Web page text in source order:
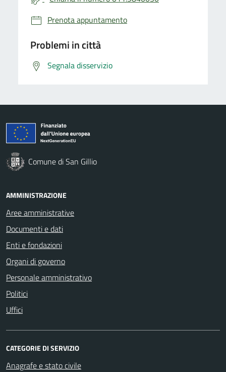
Prenota appuntamento
Problemi in città
Segnala disservizio
Comune di San Gillio
AMMINISTRAZIONE
Aree amministrative
Documenti e dati
Enti e fondazioni
Organi di governo
Personale amministrativo
Politici
Uffici
CATEGORIE DI SERVIZIO
Anagrafe e stato civile